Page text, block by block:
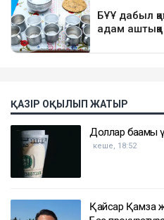
ҚАЗІР ОҚЫЛЫП ЖАТЫР
Доллар бағамы
кеше, 18:52
Қайсар Қамза